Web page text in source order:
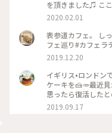
を頂きました♫ こ
ーキを、私はビー
ってもかわいくて
ディングのケーキ
居心地が良くホッ
ゆっくりあたたま
参道 #神宮前 #東京
ェラテ #ビーツ #
2020.02.01
表参道カフェ。 し
フェ巡り#カフェラ
2019.12.20
イギリス•ロンドン
ケーキを🍰🥕最近
思ったら復活したとの
フランツアンドエ
2019.09.17